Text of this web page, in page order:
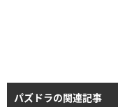
Lv99
パズドラの関連記事